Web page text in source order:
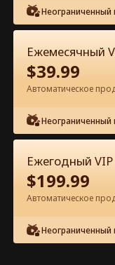
Эпизод 39
черном
0-49 50-85
40
Неограниченный
Ежемесячный
$39.99
Автоматическое
Неограниченный
Ежегодный VIP
$199.99
Автоматическое
Неограниченный